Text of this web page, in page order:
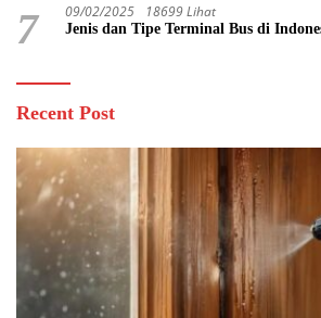
7 09/02/2025 18699 Lihat
Jenis dan Tipe Terminal Bus di
Recent Post